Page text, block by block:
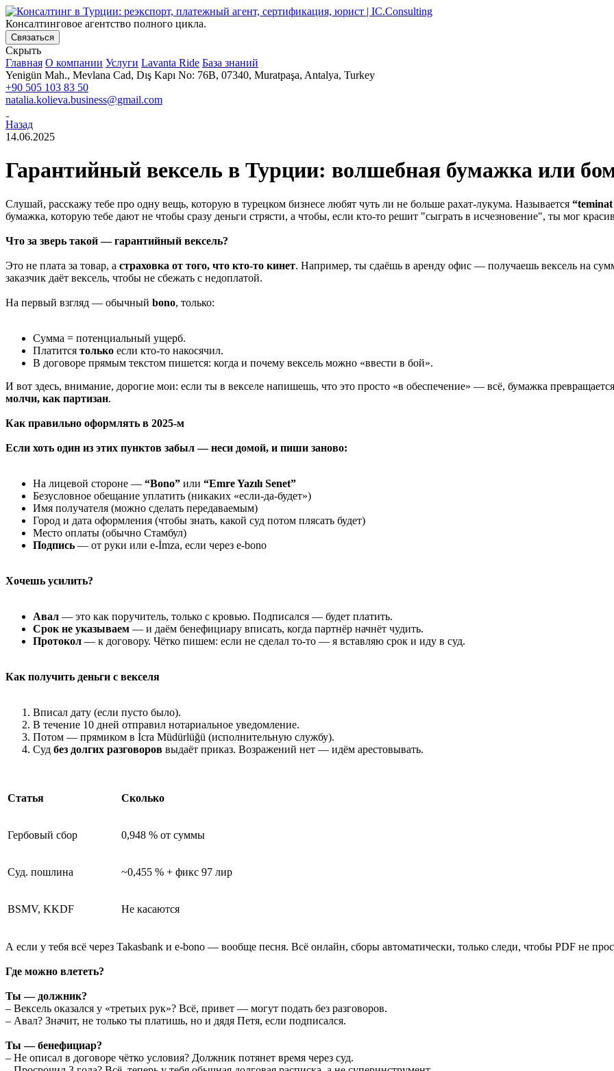
Консалтинговое агентство полного цикла.
Связаться
Скрыть
Главная О компании Услуги Lavanta Ride База знаний
Yenigün Mah., Mevlana Cad, Dış Kapı No: 76B, 07340, Muratpaşa, Antalya, Turkey
+90 505 103 83 50
natalia.kolieva.business@gmail.com
Назад
14.06.2025
Гарантийный вексель в Турции: волшебная бумажка или
Слушай, расскажу тебе про одну вещь, которую в турецком бизнесе любят чуть ли не больше рахат-лукума. Называется “teminat
бумажка, которую тебе дают не чтобы сразу деньги стрясти, а чтобы, если кто-то решит "сыграть в исчезновение", ты мог
Что за зверь такой — гарантийный вексель?
Это не плата за товар, а страховка от того, что кто-то кинет. Например, ты сдаёшь в аренду офис — получаешь вексель на
заказчик даёт вексель, чтобы не сбежать с недоплатой.
На первый взгляд — обычный bono, только:
Сумма = потенциальный ущерб.
Платится только если кто-то накосячил.
В договоре прямым текстом пишется: когда и почему вексель можно «ввести в бой».
И вот здесь, внимание, дорогие мои: если ты в векселе напишешь, что это просто «в обеспечение» — всё, бумажка
молчи, как партизан.
Как правильно оформлять в 2025-м
Если хоть один из этих пунктов забыл — неси домой, и пиши заново:
На лицевой стороне — “Bono” или “Emre Yazılı Senet”
Безусловное обещание уплатить (никаких «если-да-будет»)
Имя получателя (можно сделать передаваемым)
Город и дата оформления (чтобы знать, какой суд потом плясать будет)
Место оплаты (обычно Стамбул)
Подпись — от руки или e-İmza, если через e-bono
Хочешь усилить?
Авал — это как поручитель, только с кровью. Подписался — будет платить.
Срок не указываем — и даём бенефициару вписать, когда партнёр начнёт чудить.
Протокол — к договору. Чётко пишем: если не сделал то-то — я вставляю срок и иду в суд.
Как получить деньги с векселя
Вписал дату (если пусто было).
В течение 10 дней отправил нотариальное уведомление.
Потом — прямиком в İcra Müdürlüğü (исполнительную службу).
Суд без долгих разговоров выдаёт приказ. Возражений нет — идём арестовывать.
Статья Сколько
Гербовый сбор 0,948 % от суммы
Суд. пошлина ~0,455 % + фикс 97 лир
BSMV, KKDF Не касаются
А если у тебя всё через Takasbank и e-bono — вообще песня. Всё онлайн, сборы автоматически, только следи, чтобы PDF не
Где можно влететь?
Ты — должник?
– Вексель оказался у «третьих рук»? Всё, привет — могут подать без разговоров.
– Авал? Значит, не только ты платишь, но и дядя Петя, если подписался.
Ты — бенефициар?
– Не описал в договоре чётко условия? Должник потянет время через суд.